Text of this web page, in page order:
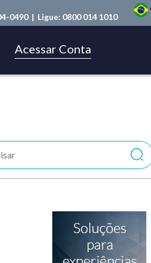
0490 | Ligue: 0800 014 1010
Acessar Conta